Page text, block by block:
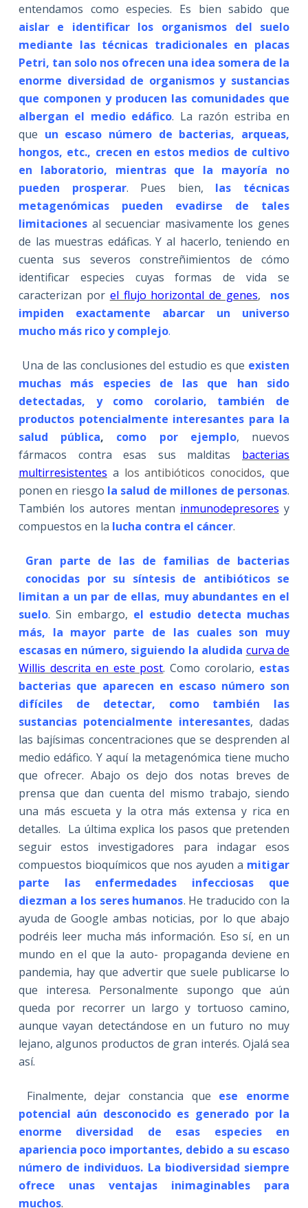
entendamos como especies. Es bien sabido que
aislar e identificar los organismos del suelo
mediante las técnicas tradicionales en placas
Petri, tan solo nos ofrecen una idea somera de la
enorme diversidad de organismos y sustancias
que componen y producen las comunidades que
albergan el medio edáfico. La razón estriba en
que un escaso número de bacterias, arqueas,
hongos, etc., crecen en estos medios de cultivo
en laboratorio, mientras que la mayoría no
pueden prosperar. Pues bien, las técnicas
metagenómicas pueden evadirse de tales
limitacionesal secuenciar masivamente los genes
de las muestras edáficas. Y al hacerlo, teniendo en
cuenta sus severos constreñimientos de cómo
identificar especies cuyas formas de vida se
caracterizan por el flujo horizontal de genes,
nos
impiden exactamente abarcar un universo
mucho más rico y complejo.
Una de las conclusiones del estudio es que existen
muchas más especies de las que han sido
detectadas, y como corolario, también de
productos potencialmente interesantes para la
salud pública, como por ejemplo, nuevos
fármacos contra esas sus malditas bacterias
multirresistentes a los antibióticos conocidos, que
ponen en riesgo la salud de millones de personas.
También los autores mentan inmunodepresores y
compuestos en la lucha contra el cáncer.
Gran parte de las de familias de bacterias
conocidas por su síntesis de antibióticos se
limitan a un par de ellas, muy abundantes en el
suelo. Sin embargo, el estudio detecta muchas
más, la mayor parte de las cuales son muy
escasas en número, siguiendo la aludida curva de
Willis descrita en este post. Como corolario, estas
bacterias que aparecen en escaso número son
difíciles de detectar, como también las
sustancias potencialmente interesantes, dadas
las bajísimas concentraciones que se desprenden al
medio edáfico. Y aquí la metagenómica tiene mucho
que ofrecer. Abajo os dejo dos notas breves de
prensa que dan cuenta del mismo trabajo, siendo
una más escueta y la otra más extensa y rica en
detalles. La última explica los pasos que pretenden
seguir estos investigadores para indagar esos
compuestos bioquímicos que nos ayuden a mitigar
parte las enfermedades infecciosas
que
diezman a los seres humanos. He traducido con la
ayuda de Google ambas noticias, por lo que abajo
podréis leer mucha más información. Eso sí, en un
mundo en el que la auto- propaganda deviene en
pandemia, hay que advertir que suele publicarse lo
que interesa. Personalmente supongo que aún
queda por recorrer un largo y tortuoso camino,
aunque vayan detectándose en un futuro no muy
lejano, algunos productos de gran interés. Ojalá sea
así.
Finalmente, dejar constancia que ese enorme
potencial aún desconocido es generado por la
enorme diversidad de esas especies en
apariencia poco importantes, debido a su escaso
número de individuos. La biodiversidad siempre
ofrece unas ventajas inimaginables para
muchos.